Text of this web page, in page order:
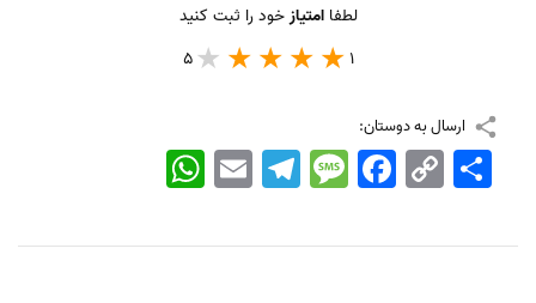
لطفاامتیازخود را ثبت کنید
1
5
ارسال به دوستان:
WhatsApp EmailTelegramMessageFacebook Copy
Link
اشتراک